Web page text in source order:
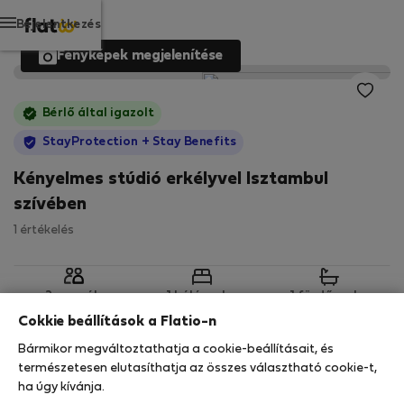
Bejelentkezés
Fényképek megjelenítése
Bérlő által igazolt
StayProtection + Stay Benefits
Kényelmes stúdió erkélyvel Isztambul
szívében
1 értékelés
2 személy 1 hálószoba 1 fürdőszoba
35 m 2. emelet Wi-Fi
Cokkie beállítások a Flatio-n
Bármikor megváltoztathatja a cookie-beállításait, és
természetesen elutasíthatja az összes választható cookie-t,
ha úgy kívánja.